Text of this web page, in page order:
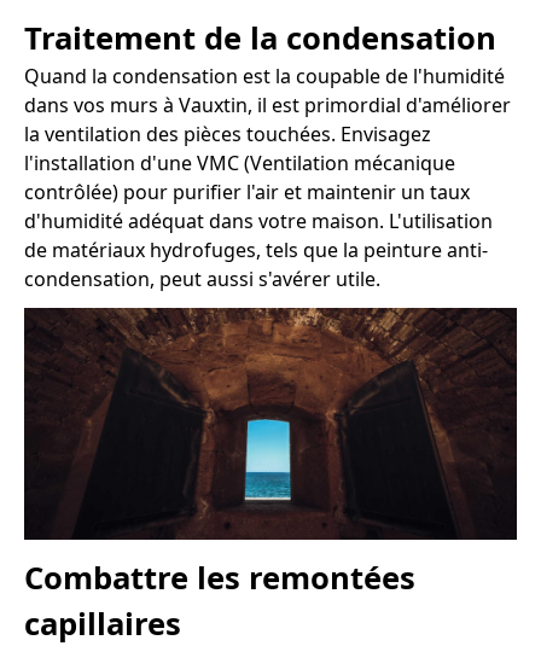
Traitement de la condensation
Quand la condensation est la coupable de l'humidité
dans vos murs à Vauxtin, il est primordial d'améliorer
la ventilation des pièces touchées. Envisagez
l'installation d'une VMC (Ventilation mécanique
contrôlée) pour purifier l'air et maintenir un taux
d'humidité adéquat dans votre maison. L'utilisation
de matériaux hydrofuges, tels que la peinture anti-
condensation, peut aussi s'avérer utile.
Combattre les remontées
capillaires